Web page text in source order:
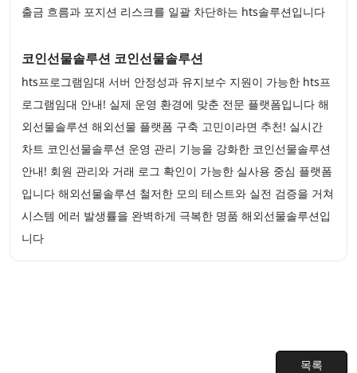
출금 흐름과 포지션 리스크를 일괄 차단하는 hts솔루션입니다
코인선물솔루션 코인선물솔루션
hts프로그램임대 서버 안정성과 유지보수 지원이 가능한 hts프
로그램임대 안내! 실제 운영 환경에 맞춘 전문 플랫폼입니다 해
외선물솔루션 해외선물 플랫폼 구축 고민이라면 추천! 실시간
차트 코인선물솔루션 운영 관리 기능을 강화한 코인선물솔루션
안내! 회원 관리와 거래 로그 확인이 가능한 실사용 중심 플랫폼
입니다 해외선물솔루션 철저한 모의 테스트와 실전 검증을 거쳐
시스템 에러 발생률을 완벽하게 극복한 명품 해외선물솔루션입
니다
목록